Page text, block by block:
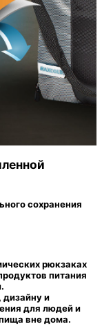
сохранения
рюкзаках
питания
дизайну и
для людей и
вне дома.